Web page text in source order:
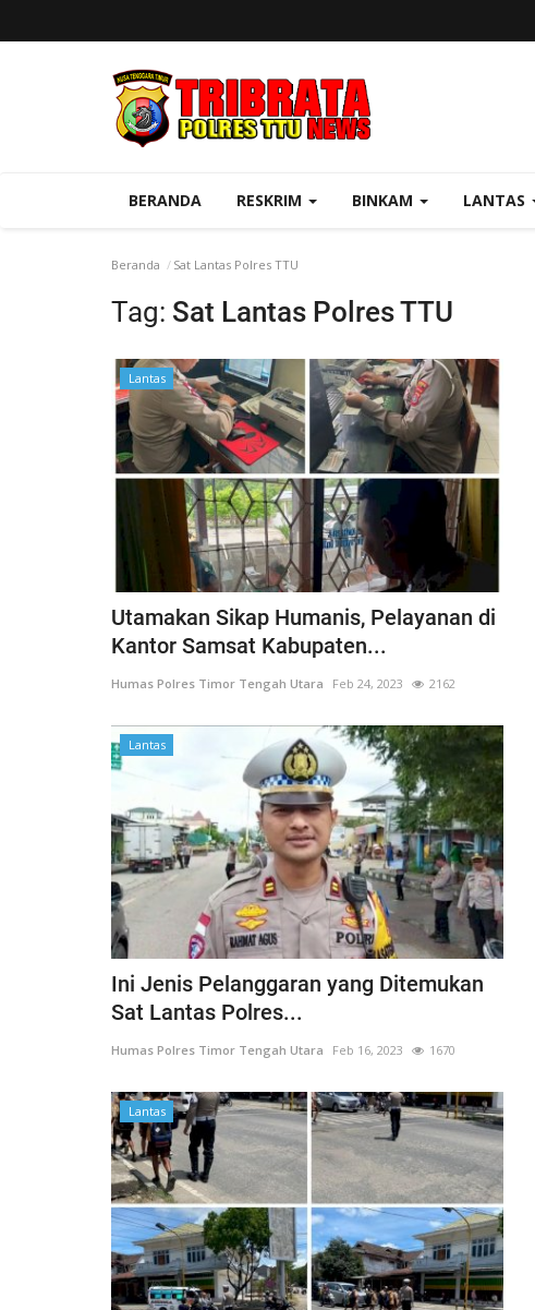
BERANDA RESKRIM BINKAM LANTAS
Beranda Sat Lantas Polres TTU
Tag: Sat Lantas Polres TTU
Lantas
Utamakan Sikap Humanis, Pelayanan di
Kantor Samsat Kabupaten...
Humas Polres Timor Tengah Utara Feb 24, 2023 2162
Lantas
Ini Jenis Pelanggaran yang Ditemukan
Sat Lantas Polres...
Humas Polres Timor Tengah Utara Feb 16, 2023 1670
Lantas